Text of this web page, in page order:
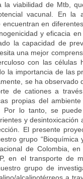
la viabilidad de Mtb,
vacunal. En la
en
y eficacia
la capacidad de
una mejor
con las células
la importancia de las
se ha observado
de cationes a
propias del
Por lo tanto, se
y desintoxicación
El presente
grupo
de Colombia,
en el transporte de
grupo de